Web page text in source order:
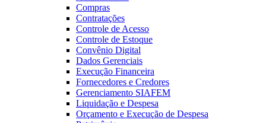
Compras
Contratações
Controle de Acesso
Controle de Estoque
Convênio Digital
Dados Gerenciais
Execução Financeira
Fornecedores e Credores
Gerenciamento SIAFEM
Liquidação e Despesa
Orçamento e Execução de Despesa